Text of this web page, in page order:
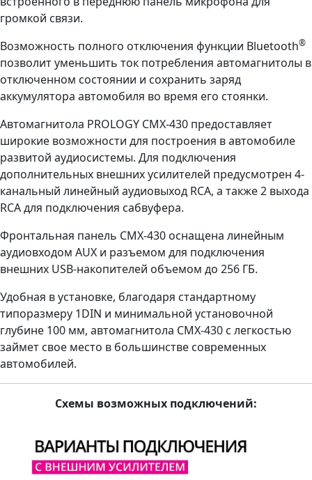
громкой связи.
Возможность полного отключения функции Bluetooth®
позволит уменьшить ток потребления автомагнитолы в
отключенном состоянии и сохранить заряд
аккумулятора автомобиля во время его стоянки.
Автомагнитола PROLOGY CMX-430 предоставляет
широкие возможности для построения в автомобиле
развитой аудиосистемы. Для подключения
дополнительных внешних усилителей предусмотрен 4-
канальный линейный аудиовыход RCA, а также 2 выхода
RCA для подключения сабвуфера.
Фронтальная панель CMX-430 оснащена линейным
аудиовходом AUX и разъемом для подключения
внешних USB-накопителей объемом до 256 ГБ.
Удобная в установке, благодаря стандартному
типоразмеру 1DIN и минимальной установочной
глубине 100 мм, автомагнитола CMX-430 с легкостью
займет свое место в большинстве современных
автомобилей.
Схемы возможных подключений: